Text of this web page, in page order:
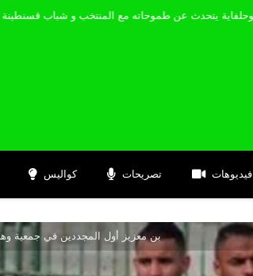
الحارس بوحلفاية يتحدث عن طموحاته مع المنتخب و
كواليس تصريحات فيديوهات
بن معزيز أول المجددين في جمعية